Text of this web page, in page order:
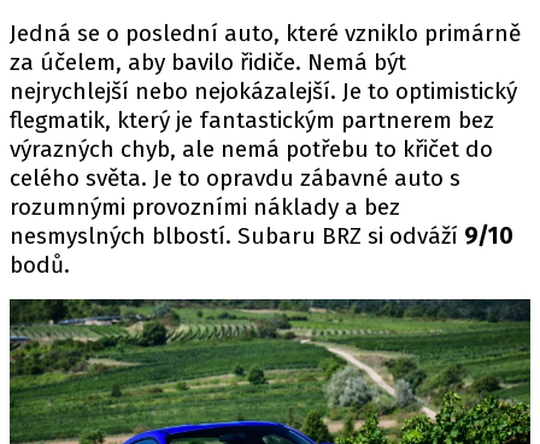
Jedná se o poslední auto, které vzniklo primárně
za účelem, aby bavilo řidiče. Nemá být
nejrychlejší nebo nejokázalejší. Je to optimistický
flegmatik, který je fantastickým partnerem bez
výrazných chyb, ale nemá potřebu to křičet do
celého světa. Je to opravdu zábavné auto s
rozumnými provozními náklady a bez
nesmyslných blbostí. Subaru BRZ si odváží 9/10
bodů.